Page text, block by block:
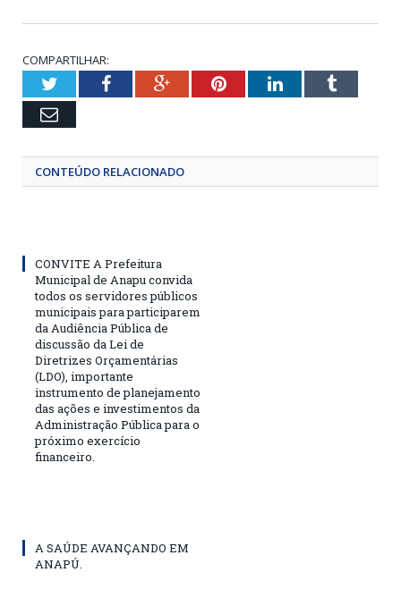
COMPARTILHAR:
TwitterFacebookGoogle+PinterestLinkedInTumblr
Email
CONTEÚDO RELACIONADO
CONVITE A Prefeitura
Municipal de Anapu convida
todos os servidores públicos
municipais para participarem
da Audiência Pública de
discussão da Lei de
Diretrizes Orçamentárias
(LDO), importante
instrumento de planejamento
das ações e investimentos da
Administração Pública para o
próximo exercício
financeiro.
A SAÚDE AVANÇANDO EM
ANAPÚ.